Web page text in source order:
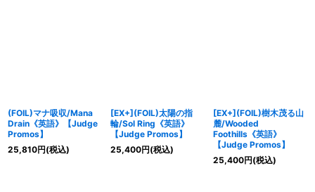
(FOIL)マナ吸収/Mana
Drain《英語》【Judge
Promos】
25,810円(税込)
[EX+](FOIL)太陽の指
輪/Sol Ring《英語》
【Judge Promos】
25,400円(税込)
[EX+](FOIL)樹木茂る山
麓/Wooded
Foothills《英語》
【Judge Promos】
25,400円(税込)